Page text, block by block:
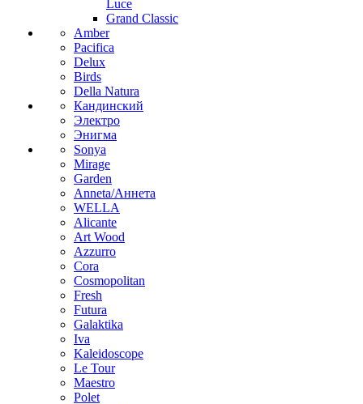
Luce
Grand Classic
Amber
Pacifica
Delux
Birds
Della Natura
Кандинский
Электро
Энигма
Sonya
Mirage
Garden
Anneta/Аннета
WELLA
Alicante
Art Wood
Azzurro
Cora
Cosmopolitan
Fresh
Futura
Galaktika
Iva
Kaleidoscope
Le Tour
Maestro
Polet